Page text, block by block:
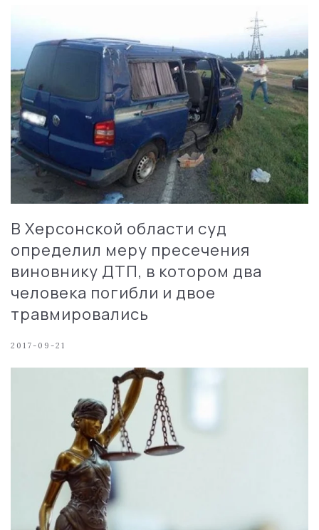
В Херсонской области суд
определил меру пресечения
виновнику ДТП, в котором два
человека погибли и двое
травмировались
2017-09-21